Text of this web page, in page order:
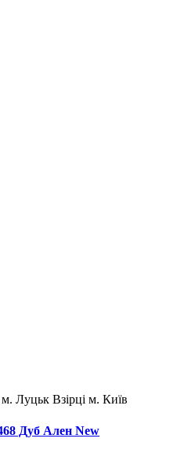
м. Луцьк Взірці м. Київ
Дуб Ален New